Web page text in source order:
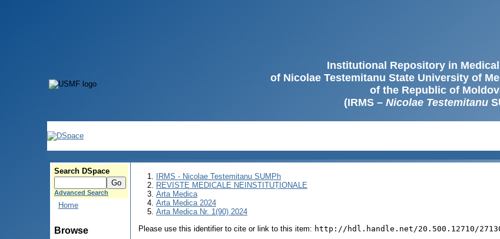
Institutional Repository in
of Nicolae Testemitanu State University of
of the Republic of
(IRMS – Nicolae Testemitanu
Search DSpace
Advanced Search
Home
Browse
IRMS - Nicolae Testemitanu SUMPh
REVISTE MEDICALE NEINSTITUȚIONALE
Arta Medica
Arta Medica 2024
Arta Medica Nr. 1(90) 2024
Please use this identifier to cite or link to this item: http://hdl.handle.net/20.500.12710/